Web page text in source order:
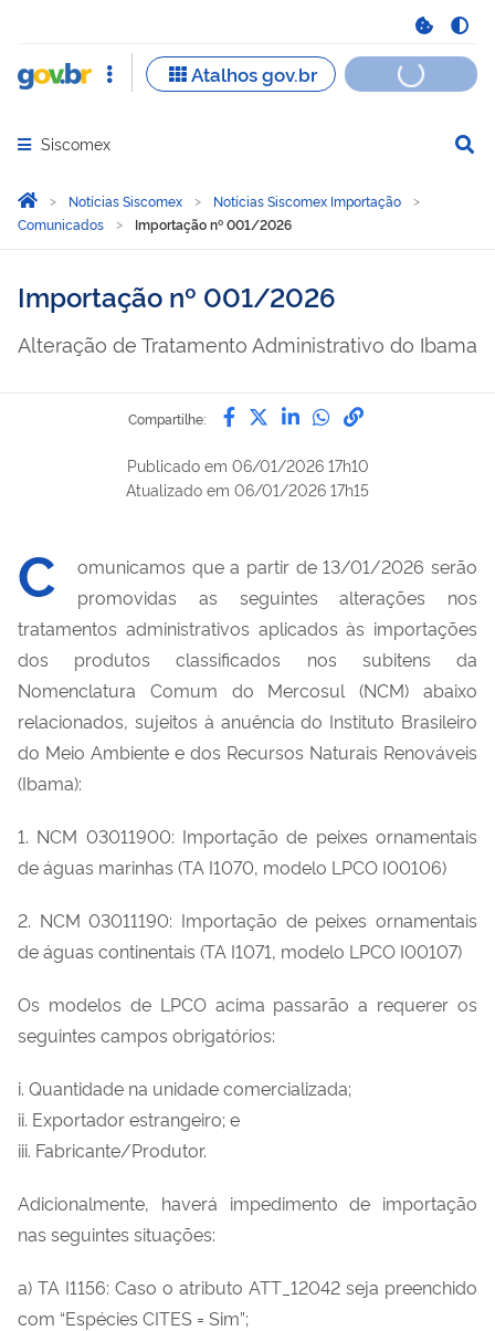
Abrir menu principal de navegação
Siscomex
Você está aqui:
Página Inicial
Notícias Siscomex
Notícias Siscomex Importação
Comunicados
Importação nº 001/2026
Importação nº 001/2026
Alteração de Tratamento Administrativo do Ibama
Compartilhe: Compartilhe por Facebook
Compartilhe por Twitter
Compartilhe por
Compartilhe
link para
Publicado em 06/01/2026 17h10
Atualizado em 06/01/2026 17h15
C
omunicamos que a partir de 13/01/2026 serão
promovidas as seguintes alterações nos
tratamentos administrativos aplicados às importações
dos produtos classificados nos subitens da
Nomenclatura Comum do Mercosul (NCM) abaixo
relacionados, sujeitos à anuência do Instituto Brasileiro
do Meio Ambiente e dos Recursos Naturais Renováveis
(Ibama):
1. NCM 03011900: Importação de peixes ornamentais
de águas marinhas (TA I1070, modelo LPCO I00106)
2. NCM 03011190: Importação de peixes ornamentais
de águas continentais (TA I1071, modelo LPCO I00107)
Os modelos de LPCO acima passarão a requerer os
seguintes campos obrigatórios:
i. Quantidade na unidade comercializada;
ii. Exportador estrangeiro; e
iii. Fabricante/Produtor.
Adicionalmente, haverá impedimento de importação
nas seguintes situações:
a) TA I1156: Caso o atributo ATT_12042 seja preenchido
com “Espécies CITES = Sim”;